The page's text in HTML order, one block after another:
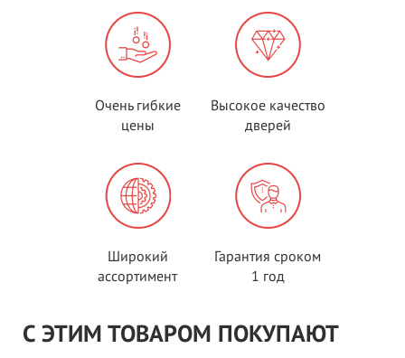
Очень гибкие
цены
Высокое качество
дверей
Широкий
ассортимент
Гарантия сроком
1 год
С ЭТИМ ТОВАРОМ ПОКУПАЮТ